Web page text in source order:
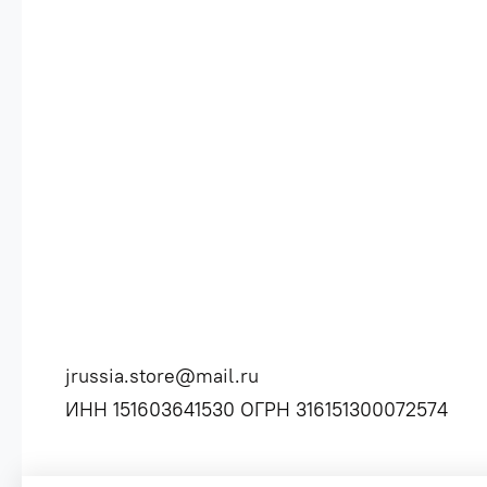
jrussia.store@mail.ru
ИНН 151603641530 ОГРН 316151300072574